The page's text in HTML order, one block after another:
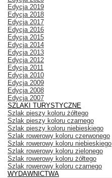
Edycja 2019
Edycja 2018
Edycja 2017
Edycja 2016
Edycja 2015
Edycja 2014
Edycja 2013
Edycja 2012
Edycja 2011
Edycja 2010
Edycja 2009
Edycja 2008
Edycja 2007
SZLAKI TURYSTYCZNE
Szlak pieszy koloru żółtego
Szlak pieszy koloru czarnego
Szlak pieszy koloru niebieskiego
Szlak rowerowy koloru czerwonego
Szlak rowerowy koloru niebieskiego
Szlak rowerowy koloru zielonego
Szlak rowerowy koloru żółtego
Szlak rowerowy koloru czarnego
WYDAWNICTWA